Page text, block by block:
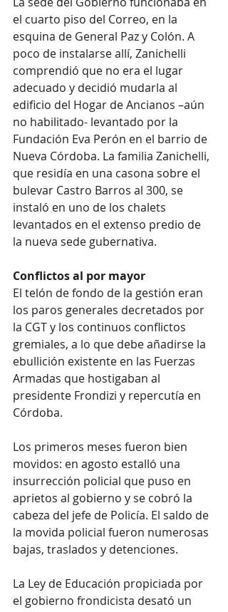
el cuarto piso del Correo, en la
esquina de General Paz y Colón. A
poco de instalarse allí, Zanichelli
comprendió que no era el lugar
adecuado y decidió mudarla al
edificio del Hogar de Ancianos –aún
no habilitado- levantado por la
Fundación Eva Perón en el barrio de
Nueva Córdoba. La familia Zanichelli,
que residía en una casona sobre el
bulevar Castro Barros al 300, se
instaló en uno de los chalets
levantados en el extenso predio de
la nueva sede gubernativa.
Conflictos al por mayor
El telón de fondo de la gestión eran
los paros generales decretados por
la CGT y los continuos conflictos
gremiales, a lo que debe añadirse la
ebullición existente en las Fuerzas
Armadas que hostigaban al
presidente Frondizi y repercutía en
Córdoba.
Los primeros meses fueron bien
movidos: en agosto estalló una
insurrección policial que puso en
aprietos al gobierno y se cobró la
cabeza del jefe de Policía. El saldo de
la movida policial fueron numerosas
bajas, traslados y detenciones.
La Ley de Educación propiciada por
el gobierno frondicista desató un